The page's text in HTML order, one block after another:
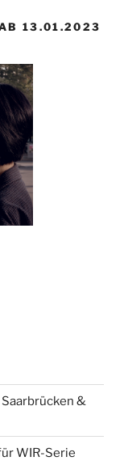
13.01.2023
&
WIR-Serie